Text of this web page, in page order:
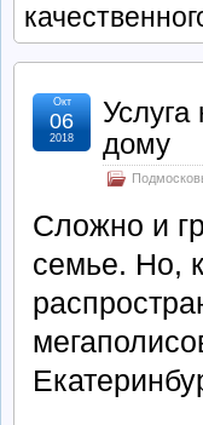
Услуга
дому
Окт
06
2018
Сложно и
семье. Но,